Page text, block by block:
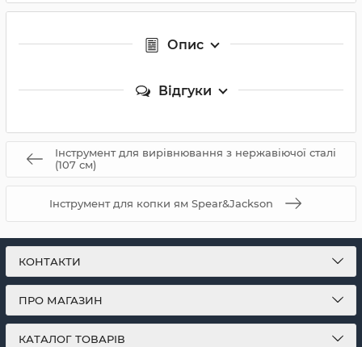
Опис
Відгуки
Інструмент для вирівнювання з нержавіючої сталі
(107 см)
Інструмент для копки ям Spear&Jackson
КОНТАКТИ
ПРО МАГАЗИН
КАТАЛОГ ТОВАРІВ